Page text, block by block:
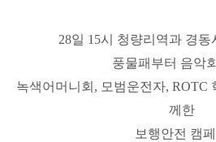
28일 15시 청량리역과 경동
풍물패부터 음악
녹색어머니회, 모범운전자, ROTC
께한
보행안전 캠페